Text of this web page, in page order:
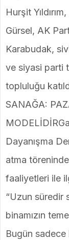
Hurşit
Gürsel, AK
Karabudak,
ve siyasi parti
topluluğu
SANAĞA:
Dayanışma
atma
faaliyetleri ile
“Uzun süredir
binamızın
Bugün sadece